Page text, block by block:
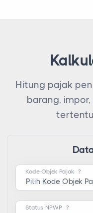
Hitung pajak
barang,
Kode Objek Pajak ?
Status NPWP ?